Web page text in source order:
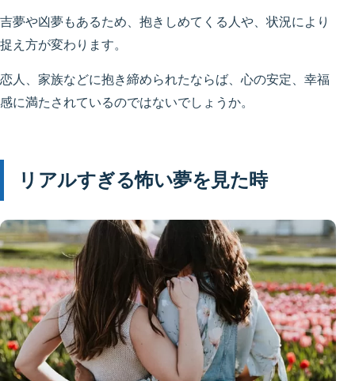
吉夢や凶夢もあるため、抱きしめてくる人や、状況により
捉え方が変わります。
恋人、家族などに抱き締められたならば、心の安定、幸福
感に満たされているのではないでしょうか。
リアルすぎる怖い夢を見た時